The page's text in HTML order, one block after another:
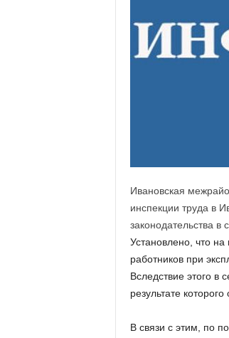
Ивановская
инспекции труда в
законодательства в
Установлено, что
работников при
Вследствие этого в
результате
В связи с этим, по